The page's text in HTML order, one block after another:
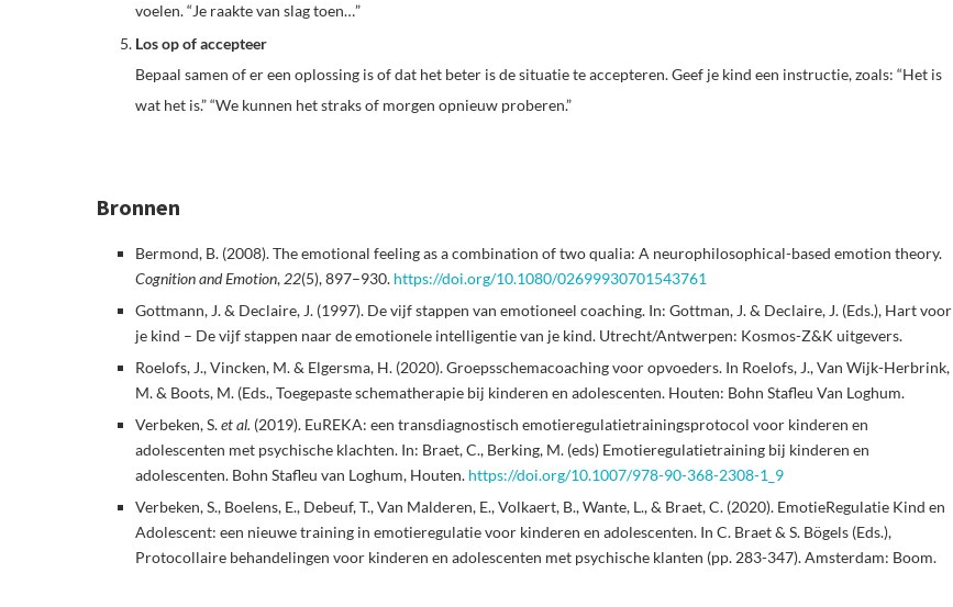
voelen. “Je raakte van slag toen…”
Los op of accepteer
Bepaal samen of er een oplossing is of dat het beter is de situatie te accepteren. Geef je kind een instructie, zoals: “Het is
wat het is.” “We kunnen het straks of morgen opnieuw proberen.”
Bronnen
Bermond, B. (2008). The emotional feeling as a combination of two qualia: A neurophilosophical-based emotion theory.
Cognition and Emotion, 22(5), 897–930. https://doi.org/10.1080/02699930701543761
Gottmann, J. & Declaire, J. (1997). De vijf stappen van emotioneel coaching. In: Gottman, J. & Declaire, J. (Eds.), Hart voor
je kind – De vijf stappen naar de emotionele intelligentie van je kind. Utrecht/Antwerpen: Kosmos-Z&K uitgevers.
Roelofs, J., Vincken, M. & Elgersma, H. (2020). Groepsschemacoaching voor opvoeders. In Roelofs, J., Van Wijk-Herbrink,
M. & Boots, M. (Eds., Toegepaste schematherapie bij kinderen en adolescenten. Houten: Bohn Stafleu Van Loghum.
Verbeken, S.et al. (2019). EuREKA: een transdiagnostisch emotieregulatietrainingsprotocol voor kinderen en
adolescenten met psychische klachten. In: Braet, C., Berking, M. (eds) Emotieregulatietraining bij kinderen en
adolescenten. Bohn Stafleu van Loghum, Houten. https://doi.org/10.1007/978-90-368-2308-1_9
Verbeken, S., Boelens, E., Debeuf, T., Van Malderen, E., Volkaert, B., Wante, L., & Braet, C. (2020). EmotieRegulatie Kind en
Adolescent: een nieuwe training in emotieregulatie voor kinderen en adolescenten. In C. Braet & S. Bögels (Eds.),
Protocollaire behandelingen voor kinderen en adolescenten met psychische klanten (pp. 283-347). Amsterdam: Boom.